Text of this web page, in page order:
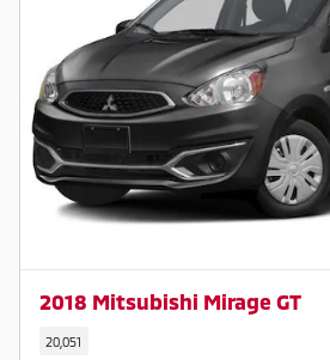
2018 Mitsubishi Mirage GT
20,051